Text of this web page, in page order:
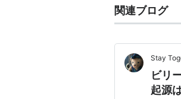
関連ブログ
Stay
ビリ
起源